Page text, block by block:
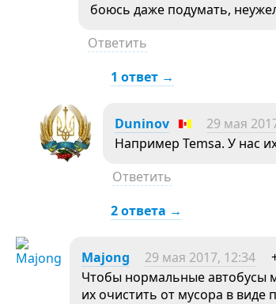
боюсь даже подумать,
Ответить
1 ответ →
Duninov 29 мая
Например Temsa. У нас
Ответить
2 ответа →
Majong 29 мая 2017, 12:34
Чтобы нормальные автобусы
их очистить от мусора в